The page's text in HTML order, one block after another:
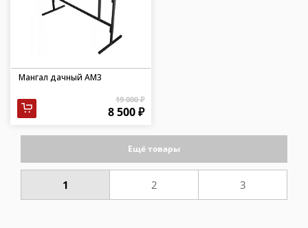
Мангал дачный АМ3
19 000 ₽
8 500 ₽
Ещё товары
1 2 3